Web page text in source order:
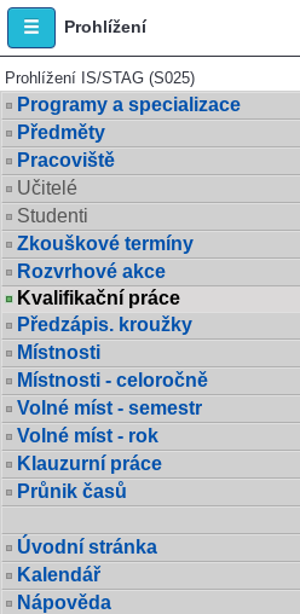
Prohlížení
Prohlížení IS/STAG (S025)
Programy a specializace
Předměty
Pracoviště
Učitelé
Studenti
Zkouškové termíny
Rozvrhové akce
Kvalifikační práce
Předzápis. kroužky
Místnosti
Místnosti - celoročně
Volné míst - semestr
Volné míst - rok
Klauzurní práce
Průnik časů
Úvodní stránka
Kalendář
Nápověda